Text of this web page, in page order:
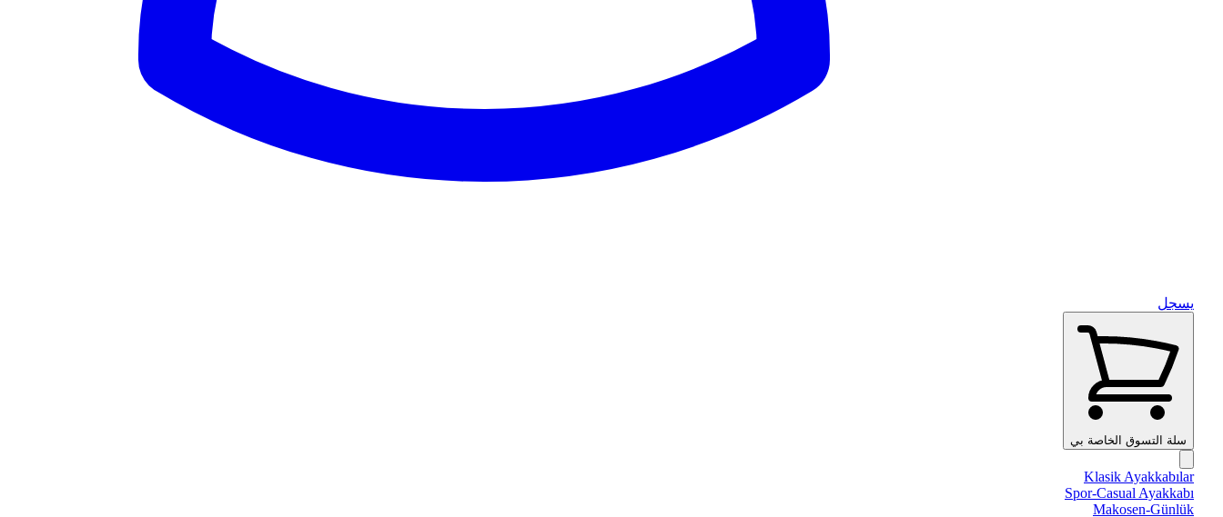
يسجل
سلة التسوق الخاصة بي
Klasik Ayakkabılar
Spor-Casual Ayakkabı
Makosen-Günlük